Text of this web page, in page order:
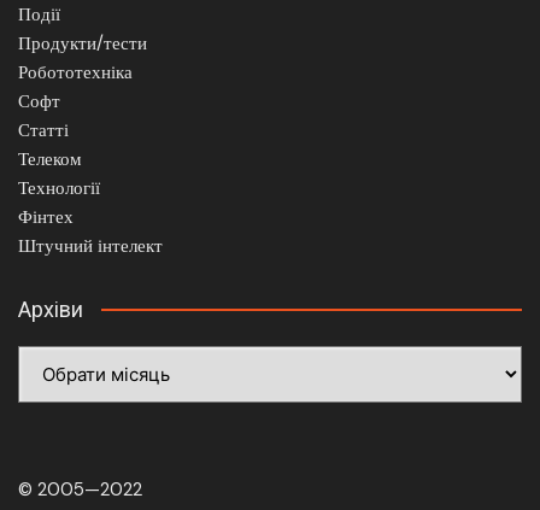
Події
Продукти/тести
Робототехніка
Софт
Статті
Телеком
Технології
Фінтех
Штучний інтелект
Архіви
© 2005—2022